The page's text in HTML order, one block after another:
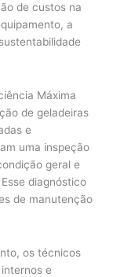
de custos na
a
Máxima
de geladeiras
e
uma inspeção
geral e
diagnóstico
de manutenção
os técnicos
e